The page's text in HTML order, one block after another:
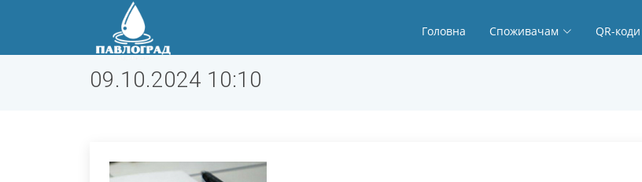
Головна Споживачам QR-коди
09.10.2024 10:10